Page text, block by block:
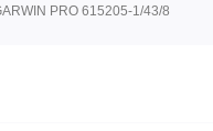
PRO 615205-1/43/8